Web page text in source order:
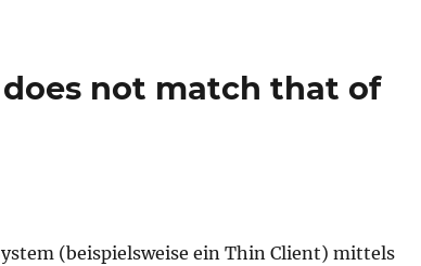
(-
does not match that of
(beispielsweise ein Thin Client) mittels